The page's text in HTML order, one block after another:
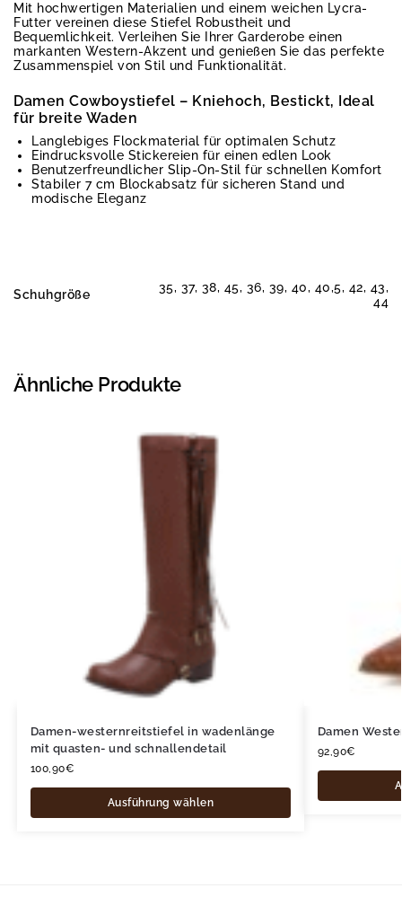
Mit hochwertigen Materialien und einem weichen Lycra-
Futter vereinen diese Stiefel Robustheit und
Bequemlichkeit. Verleihen Sie Ihrer Garderobe einen
markanten Western-Akzent und genießen Sie das perfekte
Zusammenspiel von Stil und Funktionalität.
Damen Cowboystiefel – Kniehoch, Bestickt, Ideal
für breite Waden
Langlebiges Flockmaterial für optimalen Schutz
Eindrucksvolle Stickereien für einen edlen Look
Benutzerfreundlicher Slip-On-Stil für schnellen Komfort
Stabiler 7 cm Blockabsatz für sicheren Stand und
modische Eleganz
Schuhgröße
35, 37, 38, 45, 36, 39, 40, 40,5, 42, 43,
44
Ähnliche Produkte
Damen-westernreitstiefel in wadenlänge
mit quasten- und schnallendetail
100,90€
Ausführung wählen
Damen
92,90€